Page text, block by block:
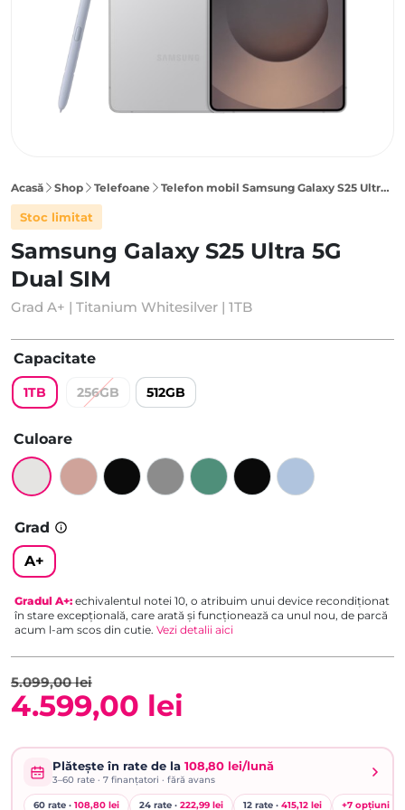
Acasă Shop Telefoane Telefon mobil Samsung Galaxy S25 Ultra 5G 1TB Dual SIM, Titanium Whitesilver
Stoc limitat
Samsung Galaxy S25 Ultra 5G
Dual SIM
Grad A+ | Titanium Whitesilver | 1TB
Capacitate
1TB 256GB 512GB
Culoare
Grad
A+
Gradul A+: echivalentul notei 10, o atribuim unui device recondiționat
în stare excepțională, care arată și funcționează ca unul nou, de parcă
acum l-am scos din cutie. Vezi detalii aici
5.099,00lei
inițial
4.599,00 lei
curent
este:
Plătește în rate de la 108,80 lei/lună
3–60rate · 7finanțatori · fără avans
60 rate · 108,80 lei 24 rate · 222,99 lei 12 rate · 415,12 lei +7opțiuni